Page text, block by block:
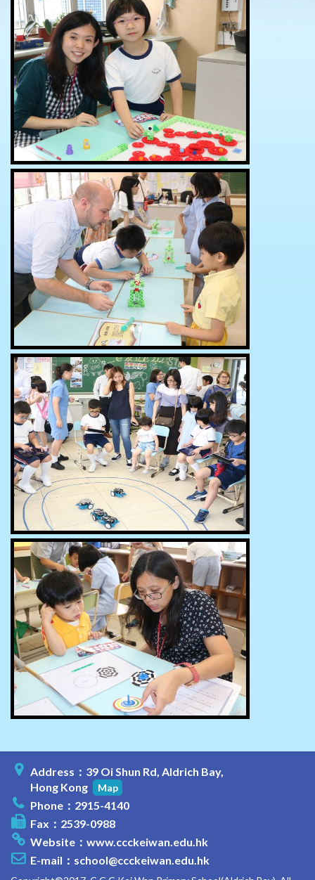
Address：39 Oi Shun Rd, Aldrich Bay,
Hong Kong
Map
Phone：2915-4140
Fax：2539-0988
Website： www.ccckeiwan.edu.hk
E-mail： school@ccckeiwan.edu.hk